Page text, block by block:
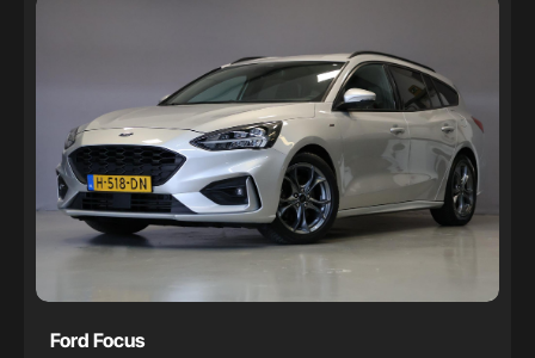
Ford Focus